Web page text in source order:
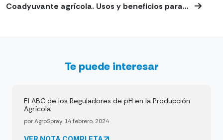
Coadyuvante agrícola. Usos y beneficios para…
Te puede interesar
El ABC de los Reguladores de pH en la Producción
Agrícola
por AgroSpray 14 febrero, 2024